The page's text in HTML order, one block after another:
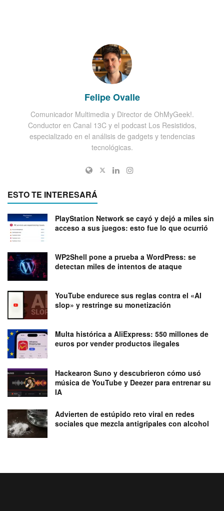
Felipe Ovalle
Comunicador Multimedia y Director de OhMyGeek!.
Conductor en Canal 13C y el podcast Los Resistidos,
especializado en el análisis de gadgets y tendencias
tecnológicas.
ESTO TE INTERESARÁ
PlayStation Network se cayó y dejó a miles sin
acceso a sus juegos: esto fue lo que ocurrió
WP2Shell pone a prueba a WordPress: se
detectan miles de intentos de ataque
YouTube endurece sus reglas contra el «AI
slop» y restringe su monetización
Multa histórica a AliExpress: 550 millones de
euros por vender productos ilegales
Hackearon Suno y descubrieron cómo usó
música de YouTube y Deezer para entrenar su
IA
Advierten de estúpido reto viral en redes
sociales que mezcla antigripales con alcohol